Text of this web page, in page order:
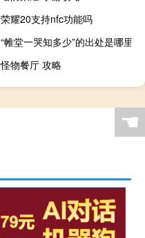
荣耀20支持nfc功能吗
“帷堂一哭知多少”的出处是哪里
怪物餐厅 攻略
☚